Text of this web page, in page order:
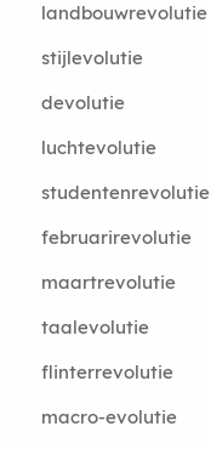
landbouwrevolutie
stijlevolutie
devolutie
luchtevolutie
studentenrevolutie
februarirevolutie
maartrevolutie
taalevolutie
flinterrevolutie
macro-evolutie